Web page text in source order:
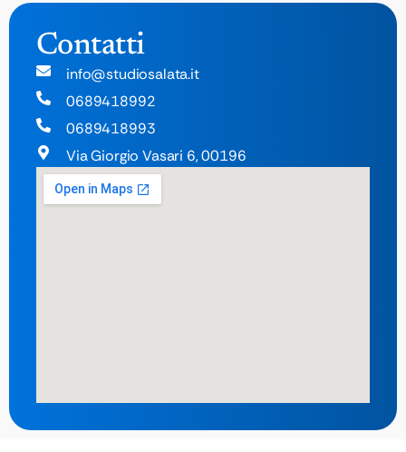
Contatti
info@studiosalata.it
0689418992
0689418993
Via Giorgio Vasari 6, 00196